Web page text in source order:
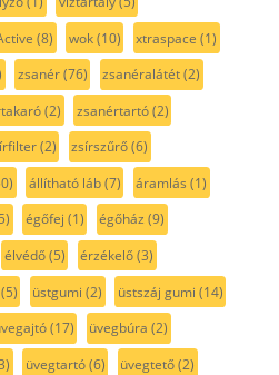
(8) wok(10) xtraspace (1)
zsanér(76) zsanéralátét(2)
(2) zsanértartó(2)
(2) zsírszűrő(6)
állítható láb(7) áramlás (1)
égőfej (1) égőház (9)
élvédő(5) érzékelő(3)
üstgumi (2) üstszáj gumi (14)
(17) üvegbúra (2)
üvegtartó(6) üvegtető(2)